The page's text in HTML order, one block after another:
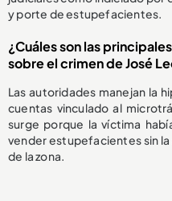
y porte de estupefacientes.
¿Cuáles son las
sobre el crimen de José
Las autoridades manejan la
cuentas vinculado al
surge porque la víctima
vender estupefacientes sin
de la zona.